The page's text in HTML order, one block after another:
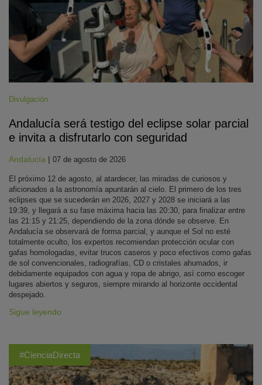
Divulgación
Andalucía será testigo del eclipse solar parcial
e invita a disfrutarlo con seguridad
Andalucía | 07 de agosto de 2026
El próximo 12 de agosto, al atardecer, las miradas de curiosos y
aficionados a la astronomía apuntarán al cielo. El primero de los tres
eclipses que se sucederán en 2026, 2027 y 2028 se iniciará a las
19:39, y llegará a su fase máxima hacia las 20:30, para finalizar entre
las 21:15 y 21:25, dependiendo de la zona dónde se observe. En
Andalucía se observará de forma parcial, y aunque el Sol no esté
totalmente oculto, los expertos recomiendan protección ocular con
gafas homologadas, evitar trucos caseros y poco efectivos como gafas
de sol convencionales, radiografías, CD o cristales ahumados, ir
debidamente equipados con agua y ropa de abrigo, así como escoger
lugares abiertos y seguros, siempre mirando al horizonte occidental
despejado.
Sigue leyendo
#CienciaDirecta